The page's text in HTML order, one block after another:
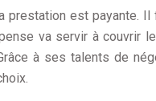
prestation est payante. Il
va servir à couvrir
à ses talents de